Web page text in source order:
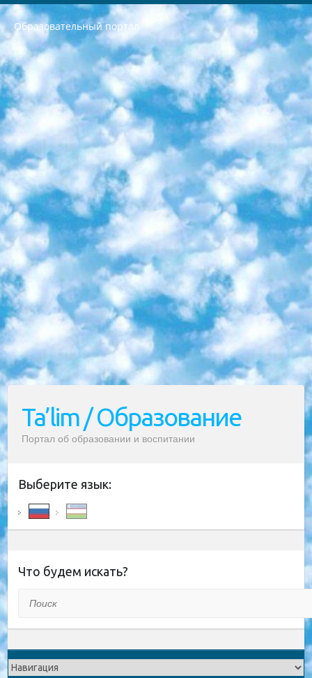
Образовательный портал
РЕСПУБЛИКА УЗБЕКИСТАН МИНИСТРЕРСТВО ДОШКОЛЬНОГО И ШКОЛЬНОГО ОБРАЗОВАНИЯ КОМАНДА в общеобразовательных учреждениях в 2023-2024 учебном году организация и проведение итоговой государственной аттестации обучающихся о Министра дошкольного и школьного образования Республики Узбекистан от 4 марта 2008 года (постановлением Минюста от 20 марта 2008 года № 1778 государственной регистрации) «Итоговое состояние учащихся общего среднего образования на основании положения об утверждении положения об аттестации общего среднего образования выпускной экзамен студентов в образовательных учреждениях в 2023-2024 учебном году В целях организации и прохождения аттестации приказываю: 1. Следующее: перечень предметов, по которым будет проводиться итоговая государственная аттестация и экзамен формы перевода согласно приложению 1; сертификаты международного образца, оценивающие уровень владения иностранными языками перечень согласно приложению 2; 2. Педагогический при специализированных образовательных учреждениях. научно-практический центр квалификации и международной оценки (Д.Давидова) 2024 г. До 25 марта: задания по предметам, по которым будет проводиться итоговая аттестация разработка и утверждение технических условий; итоговая аттестация на основании разработанного предметного задания разработка вопросов по предметам (устно и письменно), экзамен передача; общеобразовательные средние школы и специальные учебные заведения учащиеся выпускных классов школ и интернатов в агентской системе подготовка базы данных экзаменационных материалов и критериев оценки; перевод базы экзаменационных материалов на все языки обучения подать в Республиканский образовательный центр для изготовления; варианты экзаменов на основе разработанных контрольных материалов пусть будут поставлены задачи формирования. 3. Республиканский образовательный центр (Ш.Худайкулов) до 5 апреля 2024 года. до: база данных предоставленных экзаменационных материалов на все языки обучения перевод и экспертиза; для слепых, слабовидящих, глухих, слабослышащих и умственно отсталых детей учащиеся выпускных классов специализированных школ и школ-интернатов база данных экзаменационных материалов на всех преподаваемых языках подготовка критериев оценки; специализированные школы для умственно отсталых детей и технологии для учащихся выпускных классов школ-интернатов разработка соответствующих рекомендаций и критериев проведения ЕГЭ по естествознанию давать задания. 4. Педагогический при специализированных образовательных учреждениях. Научно-практический центр навыков и международной оценки (Д.Давидова), Республика образовательный центр (Худайкулов Ш.) итоговый государственный аттестационный экзамен ориентирован на творческое и логическое мышление при подготовке базы материалов учитывать введение заданий. 5. Следует отметить, что: сертификат государственного образца о знании общеобразовательного предмета и как минимум национальный уровень B1 по предметам на иностранных языках, указанным в Приложении 2. или международно признанный сертификат эквивалентного уровня студенты, изучающие определенный предмет, освобождаются от экзамена; по соответствующим предметам запланирована итоговая государственная аттестация за день до дня, путем жеребьевки Рабочей группой (в письменной форме по предметам, проводимым в форме) из числа сформированных вариантов выбрано 2 варианта; 2 выбранных варианта экзамена анонсированы на официальном сайте министерства и все выпускники по всей стране на основе этих вариантов проводит итоговую государственную аттестацию. 6. Государственное образование учащихся средних общеобразовательных учреждений. знания в соответствии с квалификационными требованиями, которые необходимо приобрести на основании стандартов итоговый (выпускной) контроль для 9 и 11 классов в целях тестирования Экзамены (далее – экзамены) состоят из предметов, перечисленных в приложении 1. будет сделано. 7. Экзамены пройдут с 26 мая по 15 июня 2024 г. (кроме науки физического воспитания). 8. Физическая для учащихся 9 классов общесредних образовательных учреждений. Экзамены по предмету «Образование, квалификация медицина» 1-6 мая 2024 года. сотрудники перевести под присмотр (с отклонениями в физическом или умственном развитии) специализированная школа для детей, школы-интернаты и со сколиозом школы-интернаты санаторного типа для больных детей исключены). 9. Он был слепым, слабовидящим и имел нарушения опорно-двигательного аппарата. экзамены в специализированных школах и интернатах для детей должны проводиться исходя из требований, предъявляемых к общеобразовательным учреждениям (физкультура кроме науки). 10. Специализированная школа для глухих и слабослышащих детей. и экзамены в интернатах и быть реализован в виде письменного теста по математике. 11. Специальность для умственно отсталых детей. Для 9 класса Родной язык и литературное письмо Государственный язык (язык обучения – узбекский). для неклассов) написано Математическое письмо Письменная/устная история Узбекистана Физическое воспитание практично Итоговый контроль Для 11 класса Написание родного языка и литературы (эссе) Математическое письмо Узбекский язык (обучение на узбекском языке) не посещающее общее среднее образование для учреждений)/Образовательное учреждение выбор письменный и устный Иностранный язык письменный/устный Письменная/устная история Узбекистана *По выбору студента:  Химия  Физика  Основы государственного права  География 10 бесплатных образовательных ресурсов - Мы составили подборку онлайн-проектов с интерактивными упражнениями, видеолекциями и статьями. Они помогут вам обрести новые и освежить старые знания бесплатно. 1. «ИНТУИТ» Старейшая образовательная площадка Рунета. Здесь вы найдёте сотни текстовых и видеокурсов на десятки различных тем — от программирования до психологии. Многие курсы подготовлены российскими университетами и крупными международными компаниями вроде Intel и Microsoft. Самостоятельное обучение бесплатное, но желающие могут оплатить услуги персональных наставников. 2. «Смартия» знакомит с актуальными профессиями и подсказывает, как им обучаться. Выбрав заинтересовавшую вас специальность — SMM-специалист, фотограф, веб-дизайнер или другую, — увидите список необходимых для неё умений. Чтобы вы могли освоить их самостоятельно, для каждого умения площадка отображает подборку ссылок на учебные материалы. Хотя «Смартия» ориентируется на русскоязычную аудиторию, часть контента всё же доступна только на английском. 3. «Лекторий Физтеха» Проект Московского физико-технического института (Физтеха). С его помощью вы можете смотреть онлайн серии лекций, записанные на видео в этом вузе. В числе доступных предметов — физика, биология, химия, информационные технологии и другие. К некоторым лекциям администрация ресурса прилагает готовые конспекты, которые можно скачивать в PDF-формате. 4. ITMOcourses Онлайн-площадка Санкт-Петербургского национального исследовательского университета информационных технологий, механики и оптики (ИТМО). Ресурс предоставляет свободный доступ к курсам, разработанным в этом вузе. Каталог материалов разбит на четыре категории: «Оптические системы и технологии», «Приборостроение и робототехника», «Информационные технологии» и «Биотехнологии». Курсы состоят из видеолекций, интерактивных демонстраций и заданий. 5. «КиберЛенинка» Электронная научная библиотека открытого доступа. Каталог площадки регулярно обрастает текстами статей из различных научных изданий. Сгруппированные по журналам и рубрикам публикации можно читать онлайн или скачивать целиком в PDF-формате. Проект нацелен на популяризацию науки за счёт открытого доступа к качественной информации. 6. «ПостНаука» На этом ресурсе публикуют подборки видеолекций, составленные экспертами из разных отраслей и объединённые общими темами. Среди них, к примеру, есть серии «Биоинформатика и геномика», «Культура средневековой Скандинавии» и Cinema Studies о теории кино. Каждая подборка лекций — логически связанная история, рассказанная экспертом от первого лица. Кроме того, на сайте появляются научно-образовательные статьи и тесты на разные темы. 7. «Newочём» Команда проекта «Newочём» отбирает самые интересные тексты из англоязычных СМИ и переводит те из них, за которые голосуют участники сообщества «ВКонтакте». По большей части это научно-популярные статьи. Редакторы придумывают лишь заголовки, в остальном содержание переводов соответствует оригиналам. Полные тексты можно читать прямо в социальной сети. 8. InternetUrok Онлайн-база материалов по основным дисциплинам школьной программы. Информация на сайте структурирована по классам, предметам и темам (урокам). Каждый урок состоит из видеолекций и конспектов. Есть также интерактивные тренажёры и тесты для закрепления пройденного материала. Даже если вы давно окончили школу, возможность повторить программу старших классов всегда может пригодиться. 9. Edutainme Ещё один ресурс об образовании. В отличие от Newtonew, как мне кажется, Edutainme больше ориентируется на представителей индустрии: педагогов, предпринимателей, разработчиков образовательных проектов. Но и любой, кто просто стремится к саморазвитию, найдёт на сайте много полезного и интересного для себя. Например, информацию о новых курсах и образовательных сервисах. 10. Newtonew Онлайн-медиа об образовании и обучении в широком смысле. Авторы Newtonew пишут об инструментах, заведениях, тактиках и стратегиях, которые помогают учить других и получать новые знания самостоятельно. На этой площадке вы найдёте новости, обзоры, аналитические мат
Ta’lim / Образование
Портал об образовании и воспитании
Выберите язык:
Что будем искать?